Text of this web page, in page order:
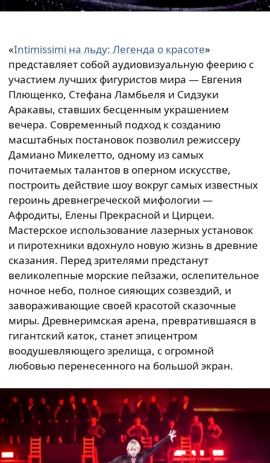
«Intimissimi на льду: Легенда о красоте»
представляет собой аудиовизуальную феерию с
участием лучших фигуристов мира — Евгения
Плющенко, Стефана Ламбьеля и Сидзуки
Аракавы, ставших бесценным украшением
вечера. Современный подход к созданию
масштабных постановок позволил режиссеру
Дамиано Микелетто, одному из самых
почитаемых талантов в оперном искусстве,
построить действие шоу вокруг самых известных
героинь древнегреческой мифологии —
Афродиты, Елены Прекрасной и Цирцеи.
Мастерское использование лазерных установок
и пиротехники вдохнуло новую жизнь в древние
сказания. Перед зрителями предстанут
великолепные морские пейзажи, ослепительное
ночное небо, полное сияющих созвездий, и
завораживающие своей красотой сказочные
миры. Древнеримская арена, превратившаяся в
гигантский каток, станет эпицентром
воодушевляющего зрелища, с огромной
любовью перенесенного на большой экран.